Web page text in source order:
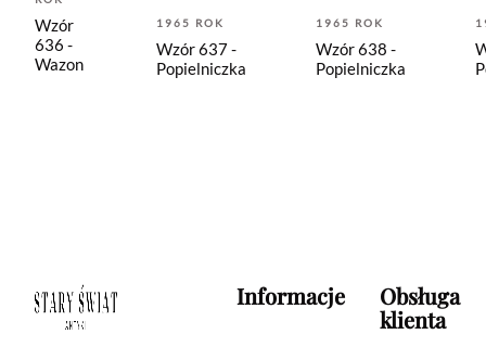
Wzór
636 -
Wazon
1965 ROK
Wzór 637 -
Popielniczka
1965 ROK
Wzór 638 -
Popielniczka
Informacje
Obsługa
klienta